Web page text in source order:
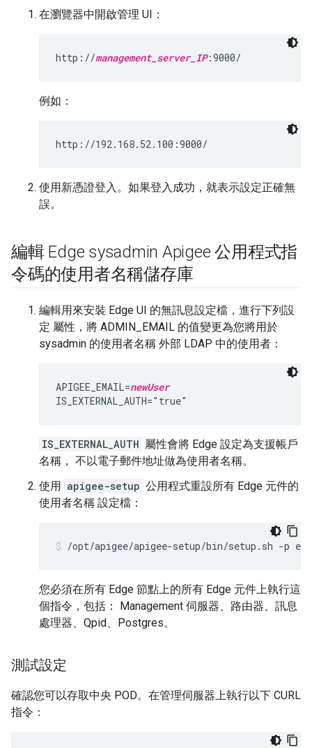
在瀏覽器中開啟管理 UI：
http://management_server_IP:9000/
例如：
http://192.168.52.100:9000/
使用新憑證登入。如果登入成功，就表示設定正確無
誤。
編輯 Edge sysadmin Apigee 公用程式指
令碼的使用者名稱儲存庫
編輯用來安裝 Edge UI 的無訊息設定檔，進行下列設
定 屬性，將 ADMIN_EMAIL 的值變更為您將用於
sysadmin 的使用者名稱 外部 LDAP 中的使用者：
APIGEE_EMAIL=newUser
IS_EXTERNAL_AUTH="true"
IS_EXTERNAL_AUTH 屬性會將 Edge 設定為支援帳戶
名稱， 不以電子郵件地址做為使用者名稱。
使用 apigee-setup 公用程式重設所有 Edge 元件的
使用者名稱 設定檔：
/opt/apigee/apigee-setup/bin/setup.sh -p
您必須在所有 Edge 節點上的所有 Edge 元件上執行這
個指令，包括： Management 伺服器、路由器、訊息
處理器、Qpid、Postgres。
測試設定
確認您可以存取中央 POD。在管理伺服器上執行以下 CURL
指令：